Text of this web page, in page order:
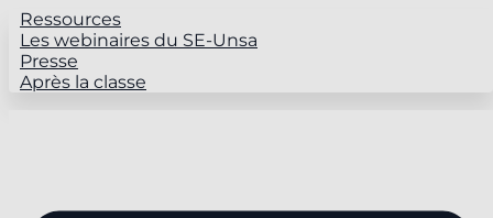
Ressources
Les webinaires du SE-Unsa
Presse
Après la classe